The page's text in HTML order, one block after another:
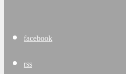
facebook
rss